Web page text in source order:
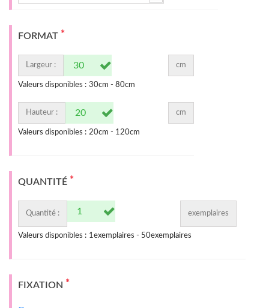
FORMAT *
Largeur : cm
Valeurs disponibles : 30cm - 80cm
Hauteur : cm
Valeurs disponibles : 20cm - 120cm
QUANTITÉ *
Quantité : exemplaires
Valeurs disponibles : 1exemplaires - 50exemplaires
FIXATION *